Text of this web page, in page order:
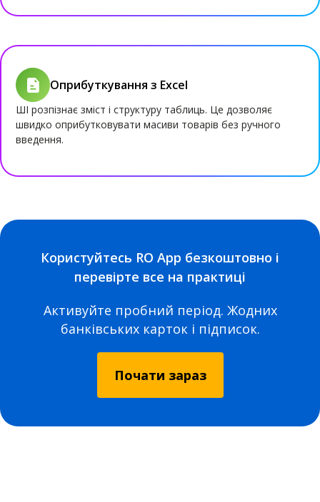
Оприбуткування з Excel
ШІ розпізнає зміст і структуру таблиць. Це дозволяє
швидко оприбутковувати масиви товарів без ручного
введення.
Користуйтесь RO App безкоштовно і
перевірте все на практиці
Активуйте пробний період. Жодних
банківських карток і підписок.
Почати зараз